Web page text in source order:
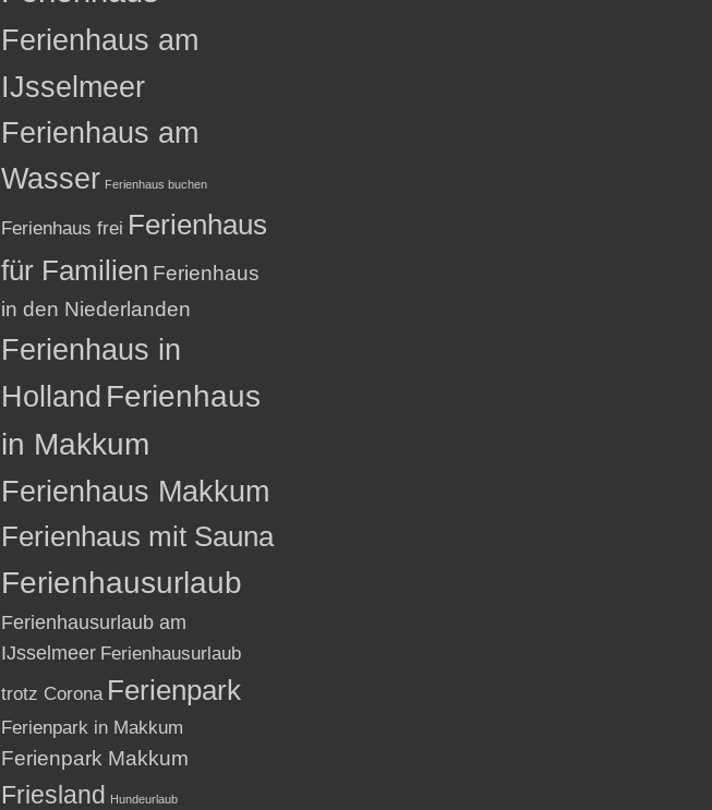
Ferienhaus am
IJsselmeer
Ferienhaus am
Wasser Ferienhaus buchen
Ferienhaus frei Ferienhaus
für Familien Ferienhaus
in den Niederlanden
Ferienhaus in
Holland Ferienhaus
in Makkum
Ferienhaus Makkum
Ferienhaus mit Sauna
Ferienhausurlaub
Ferienhausurlaub am
IJsselmeer Ferienhausurlaub
trotz Corona Ferienpark
Ferienpark in Makkum
Ferienpark Makkum
Friesland Hundeurlaub